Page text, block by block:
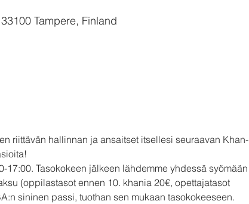
Tampere, Finland
riittävän hallinnan ja ansaitset itsellesi seuraavan Khan-
Tasokokeen jälkeen lähdemme yhdessä syömään
(oppilastasot ennen 10. khania 20€, opettajatasot
sininen passi, tuothan sen mukaan tasokokeeseen.